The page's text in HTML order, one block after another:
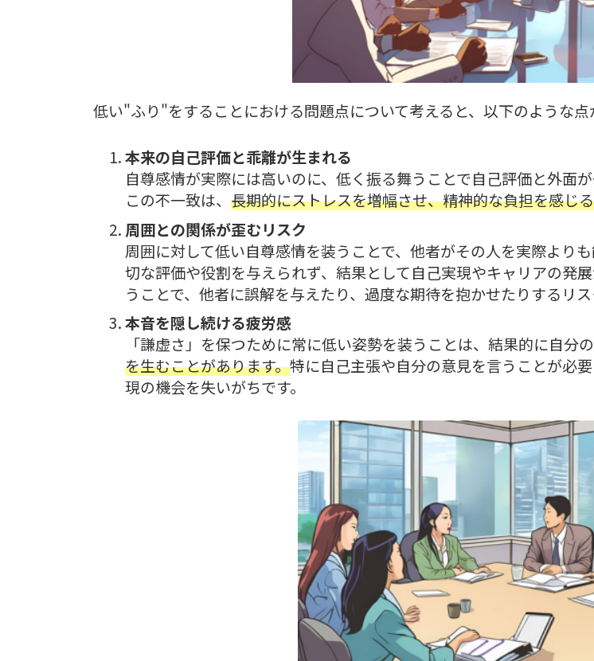
低い"ふり"をすることにおける問題点について考えると、以下のような点
本来の自己評価と乖離が生まれる
自尊感情が実際には高いのに、低く振る舞うことで自己評価と外面
この不一致は、 長期的にストレスを増幅させ、精神的な負担を感じ
周囲との関係が歪むリスク
周囲に対して低い自尊感情を装うことで、他者がその人を実際より
切な評価や役割を与えられず、結果として自己実現やキャリアの発
うことで、他者に誤解を与えたり、過度な期待を抱かせたりするリス
本音を隠し続ける疲労感
「謙虚さ」を保つために常に低い姿勢を装うことは、結果的に自分
を生むことがあります。特に自己主張や自分の意見を言うことが必
現の機会を失いがちです。